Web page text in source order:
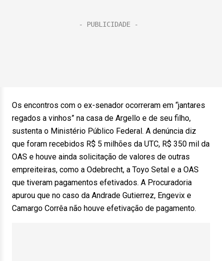
Os encontros com o ex-senador ocorreram em “jantares
regados a vinhos” na casa de Argello e de seu filho,
sustenta o Ministério Público Federal. A denúncia diz
que foram recebidos R$ 5 milhões da UTC, R$ 350 mil da
OAS e houve ainda solicitação de valores de outras
empreiteiras, como a Odebrecht, a Toyo Setal e a OAS
que tiveram pagamentos efetivados. A Procuradoria
apurou que no caso da Andrade Gutierrez, Engevix e
Camargo Corrêa não houve efetivação de pagamento.